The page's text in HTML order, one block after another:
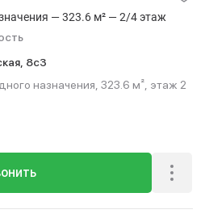
— 323.6 м² — 2/4 этаж
8с3
назначения, 323.6 м², этаж 2